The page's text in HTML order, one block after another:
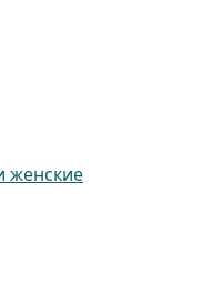
женские